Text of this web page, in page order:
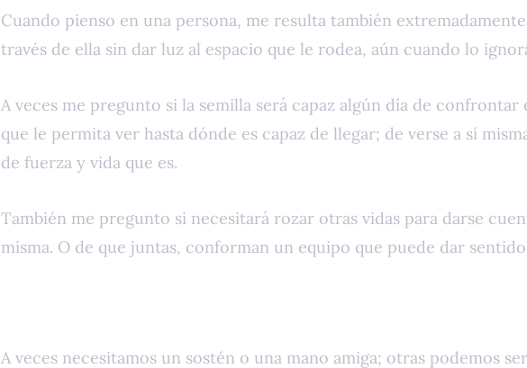
Cuando pienso en una persona, me resulta también
través de ella sin dar luz al espacio que le rodea, aún cuando lo
A veces me pregunto si la semilla será capaz algún día de confrontar
que le permita ver hasta dónde es capaz de llegar; de verse a sí
de fuerza y vida que es.
También me pregunto si necesitará rozar otras vidas para darse
misma. O de que juntas, conforman un equipo que puede dar
A veces necesitamos un sostén o una mano amiga; otras podemos